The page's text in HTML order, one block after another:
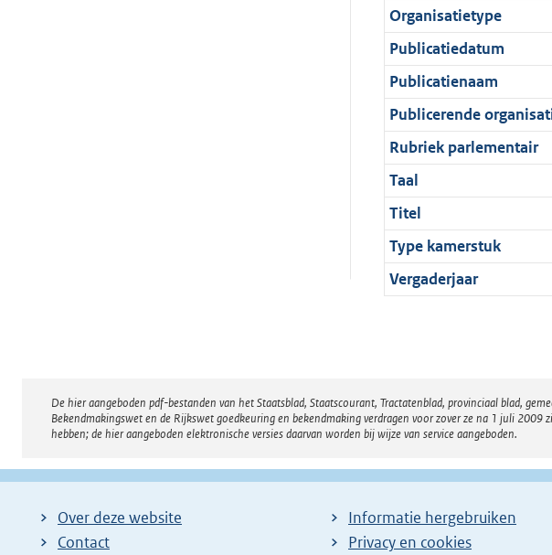
Organisatietype
Publicatiedatum
Publicatienaam
Publicerende
Rubriek parlementair
Taal
Titel
Type kamerstuk
Vergaderjaar
Disclaimer
De hier aangeboden pdf-bestanden van het Staatsblad, Staatscourant, Tractatenblad, provinciaal blad,
Bekendmakingswet en de Rijkswet goedkeuring en bekendmaking verdragen voor zover ze na 1 juli
hebben; de hier aangeboden elektronische versies daarvan worden bij wijze van service aangeboden.
Over deze website
Contact
Informatie hergebruiken
Privacy en cookies